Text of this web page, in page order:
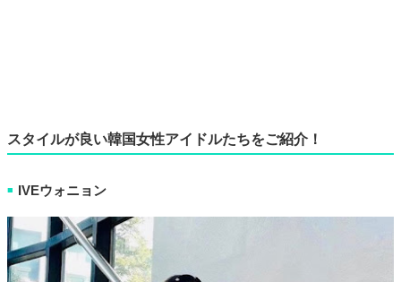
スタイルが良い韓国女性アイドルたちをご紹介！
■ IVEウォニョン